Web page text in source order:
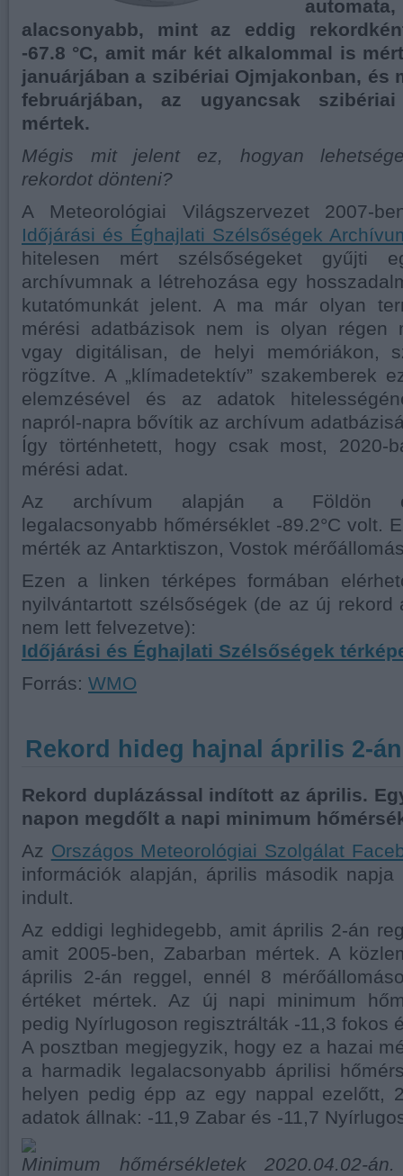
alacsonyabb, mint az eddig
-67.8 °C, amit már két alkalommal is
januárjában a szibériai Ojmjakonban, és
februárjában, az ugyancsak szibériai
mértek.
Mégis mit jelent ez, hogyan
rekordot dönteni?
A Meteorológiai Világszervezet 2007-
Időjárási és Éghajlati Szélsőségek
hitelesen mért szélsőségeket gyűjti
archívumnak a létrehozása egy
kutatómunkát jelent. A ma már olyan
mérési adatbázisok nem is olyan régen
vgay digitálisan, de helyi memóriákon,
rögzítve. A „klímadetektív” szakemberek
elemzésével és az adatok
napról-napra bővítik az archívum
Így történhetett, hogy csak most, 2020-
mérési adat.
Az archívum alapján a Földön
legalacsonyabb hőmérséklet -89.2°C volt.
mérték az Antarktiszon, Vostok
Ezen a linken térképes formában
nyilvántartott szélsőségek (de az új
nem lett felvezetve):
Időjárási és Éghajlati Szélsőségek
Forrás: WMO
Rekord hideg hajnal április 2-án
Rekord duplázással indított az április.
napon megdőlt a napi minimum
Az Országos Meteorológiai Szolgálat
információk alapján, április második
indult.
Az eddigi leghidegebb, amit április 2-án
amit 2005-ben, Zabarban mértek. A
április 2-án reggel, ennél 8
értéket mértek. Az új napi minimum
pedig Nyírlugoson regisztrálták -11,3 fokos
A posztban megjegyzik, hogy ez a hazai
a harmadik legalacsonyabb áprilisi
helyen pedig épp az egy nappal ezelőtt,
adatok állnak: -11,9 Zabar és -11,7
Minimum hőmérsékletek 2020.04.02-